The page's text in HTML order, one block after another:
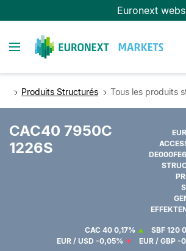
au
principal
Euronext
Toggle navigation
Produits Structurés Tous les produits
CAC40 7950C
1226S
CAC 40 0,17% SBF 120
EUR / USD -0,05% EUR / GBP -